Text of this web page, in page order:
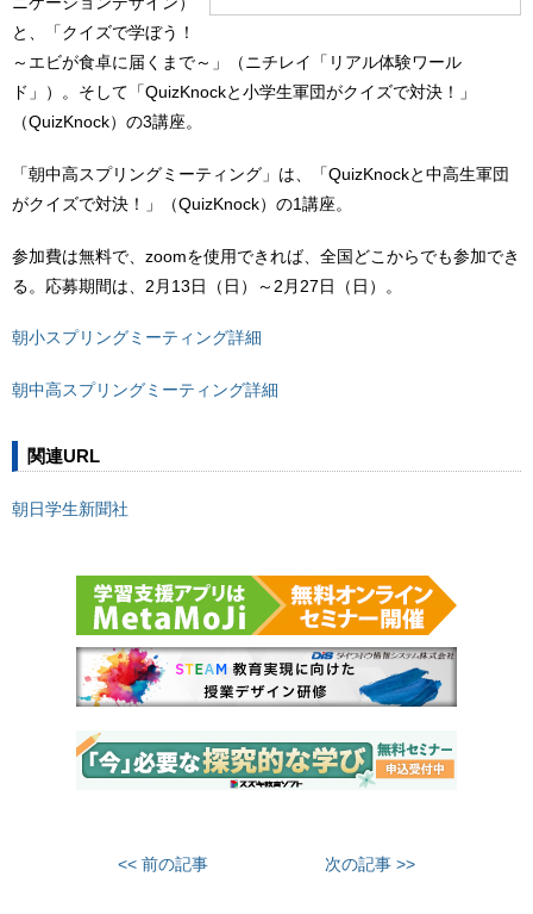
と、「クイズで学ぼう！
～エビが食卓に届くまで～」（ニチレイ「リアル体験ワール
ド」）。そして「QuizKnockと小学生軍団がクイズで対決！」
（QuizKnock）の3講座。
「朝中高スプリングミーティング」は、「QuizKnockと中高生軍団
がクイズで対決！」（QuizKnock）の1講座。
参加費は無料で、zoomを使用できれば、全国どこからでも参加でき
る。応募期間は、2月13日（日）～2月27日（日）。
朝小スプリングミーティング詳細
朝中高スプリングミーティング詳細
関連URL
朝日学生新聞社
<< 前の記事 次の記事 >>